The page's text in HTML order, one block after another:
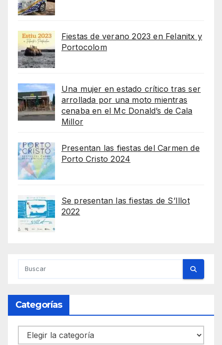
Fiestas de verano 2023 en Felanitx y
Portocolom
Una mujer en estado crítico tras ser
arrollada por una moto mientras
cenaba en el Mc Donald’s de Cala
Millor
Presentan las fiestas del Carmen de
Porto Cristo 2024
Se presentan las fiestas de S’Illot
2022
Categorías
Categorías